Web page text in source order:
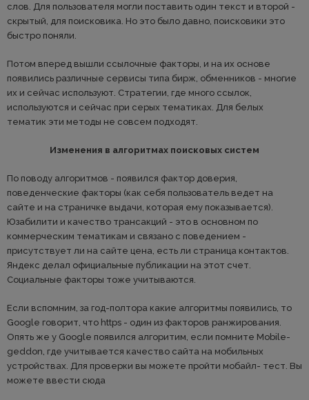
слов. Для пользователя могли поставить один текст и второй -
скрытый, для поисковика. Но это было давно, поисковики это
быстро поняли.
Потом вперед вышли ссылочные факторы, и на их основе
появились различные сервисы типа бирж, обменников - многие
их и сейчас используют. Стратегии, где много ссылок,
используются и сейчас при серых тематиках. Для белых
тематик эти методы не совсем подходят.
Изменения в алгоритмах поисковых систем
По поводу алгоритмов - появился фактор доверия,
поведенческие факторы (как себя пользователь ведет на
сайте и на страничке выдачи, которая ему показывается).
Юзабилити и качество трансакций - это в основном по
коммерческим тематикам и связано с поведением -
присутствует ли на сайте цена, есть ли страница контактов.
Яндекс делал официальные публикации на этот счет.
Социальные факторы тоже учитываются.
Если вспомним, за год-полтора какие алгоритмы появились, то
Google говорит, что https - один из факторов ранжирования.
Опять же у Google появился алгоритим, если помните Mobile-
geddon, где учитывается качество сайта на мобильных
устройствах. Для проверки вы можете пройти мобайл- тест. Вы
можете ввести сюда